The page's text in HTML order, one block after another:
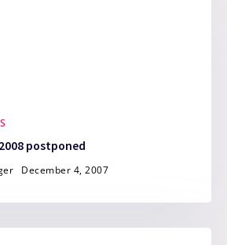
postponed
December 4, 2007